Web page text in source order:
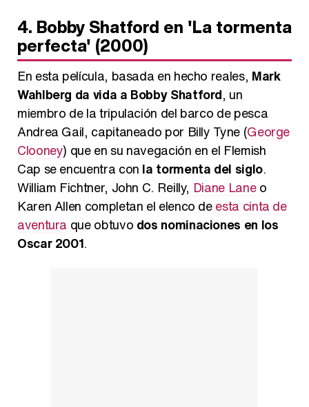
4. Bobby Shatford en 'La tormenta
perfecta' (2000)
En esta película, basada en hecho reales, Mark
Wahlberg da vida a Bobby Shatford, un
miembro de la tripulación del barco de pesca
Andrea Gail, capitaneado por Billy Tyne (George
Clooney) que en su navegación en el Flemish
Cap se encuentra con la tormenta del siglo.
William Fichtner, John C. Reilly, Diane Laneo
Karen Allen completan el elenco deesta cinta de
aventura que obtuvo dos nominaciones en los
Oscar 2001.